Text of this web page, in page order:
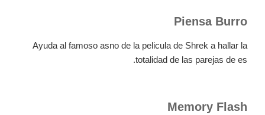
Piensa Burro
Ayuda al famoso asno de la pelicula de Shrek a hallar la
totalidad de las parejas de es.
Memory Flash